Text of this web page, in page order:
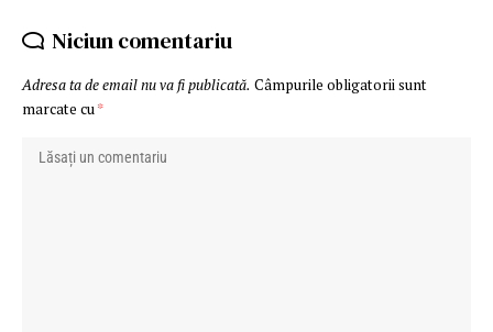
Niciun comentariu
Adresa ta de email nu va fi publicată. Câmpurile obligatorii sunt
marcate cu*